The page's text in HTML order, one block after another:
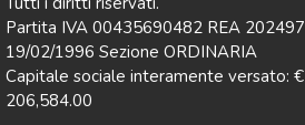
Partita IVA 00435690482 REA 202497
19/02/1996 Sezione ORDINARIA
Capitale sociale interamente versato: €
206,584.00